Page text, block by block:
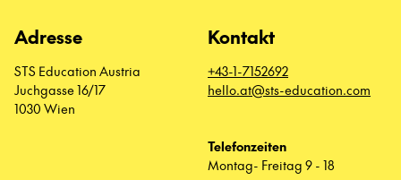
Adresse
STS Education Austria
Juchgasse 16/17
1030 Wien
Kontakt
+43-1-7152692
hello.at@sts-education.com
Telefonzeiten
Montag- Freitag 9 - 18